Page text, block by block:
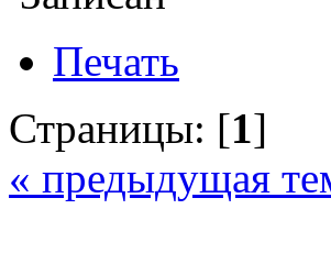
Печать
Страницы: [1]
« предыдущая